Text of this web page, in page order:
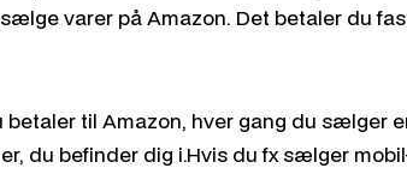
varer på Amazon. Det betaler du
betaler til Amazon, hver gang du sælger
du befinder dig i.Hvis du fx sælger